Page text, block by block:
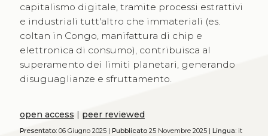
capitalismo digitale, tramite processi estrattivi
e industriali tutt'altro che immateriali (es.
coltan in Congo, manifattura di chip e
elettronica di consumo), contribuisca al
superamento dei limiti planetari, generando
disuguaglianze e sfruttamento.
open access | peer reviewed
Presentato:06 Giugno 2025 | Pubblicato25 Novembre 2025 | Lingua:it